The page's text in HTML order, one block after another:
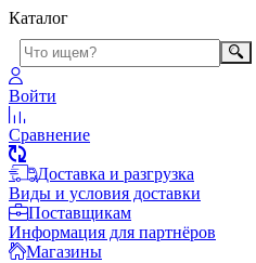
Каталог
Войти
Сравнение
Доставка и разгрузка
Виды и условия доставки
Поставщикам
Информация для партнёров
Магазины